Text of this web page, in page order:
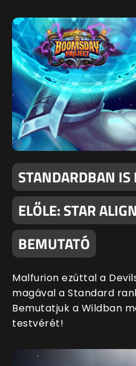
STANDARDBAN
ELŐLE: STAR
BEMUTATÓ
Malfurion ezúttal a
magával a Standard
Bemutatjuk a Wildban
testvérét!